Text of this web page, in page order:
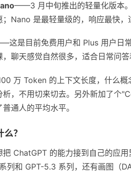
——3 月中旬推出的轻量化版本
Nano 是最轻量级的，响应最快
这是目前免费用户和 Plus 用户日
聊天感觉自然很多，适合日常问答
万 Token 的上下文长度，什么
析，不用切来切去。另外新加了个
通人的平均水平。
？
把 ChatGPT 的能力接到自己的应
列和 GPT-5.3 系列，还有画图（